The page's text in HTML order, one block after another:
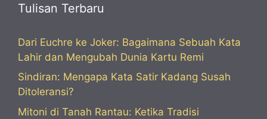
Tulisan Terbaru
Dari Euchre ke Joker: Bagaimana Sebuah Kata
Lahir dan Mengubah Dunia Kartu Remi
Sindiran: Mengapa Kata Satir Kadang Susah
Ditoleransi?
Mitoni di Tanah Rantau: Ketika Tradisi